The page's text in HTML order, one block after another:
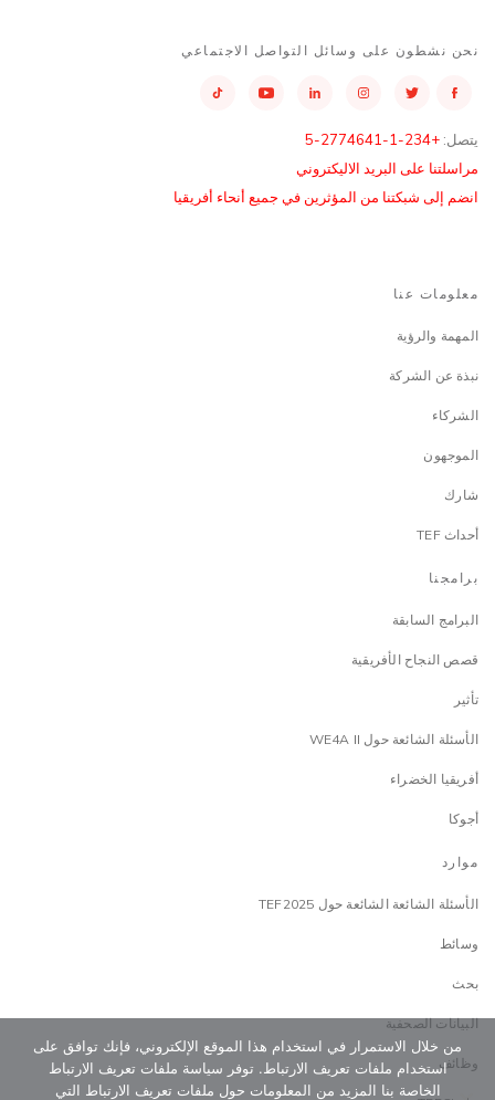
نحن نشطون على وسائل التواصل الاجتماعي
يتصل: +234-1-2774641-5
مراسلتنا على البريد الاليكتروني
انضم إلى شبكتنا من المؤثرين في جميع أنحاء أفريقيا
معلومات عنا
المهمة والرؤية
نبذة عن الشركة
الشركاء
الموجهون
شارك
أحداث TEF
برامجنا
البرامج السابقة
قصص النجاح الأفريقية
تأثير
الأسئلة الشائعة حول WE4A II
أفريقيا الخضراء
أجوكا
موارد
الأسئلة الشائعة الشائعة حول TEF2025
وسائط
بحث
البيانات الصحفية
وظائف
من خلال الاستمرار في استخدام هذا الموقع الإلكتروني، فإنك توافق على
استخدام ملفات تعريف الارتباط. توفر سياسة ملفات تعريف الارتباط
الخاصة بنا المزيد من المعلومات حول ملفات تعريف الارتباط التي